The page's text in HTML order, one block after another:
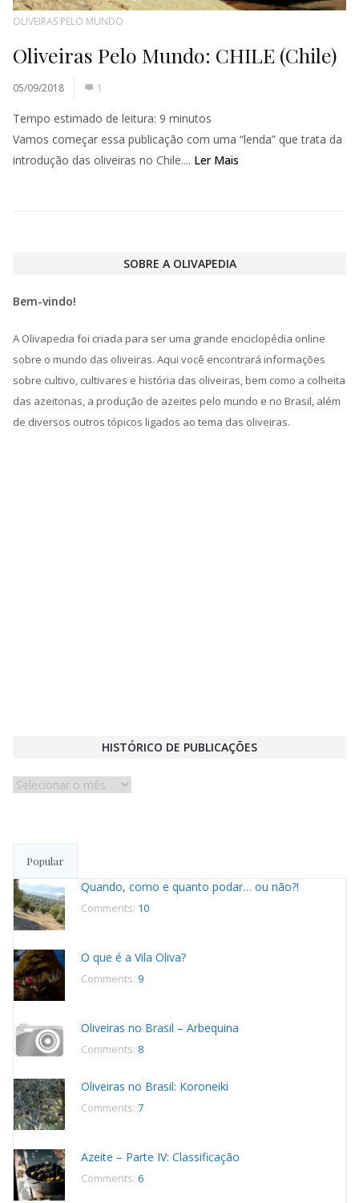
OLIVEIRAS PELO MUNDO
Oliveiras Pelo Mundo: CHILE (Chile)
05/09/2018 1
Tempo estimado de leitura: 9 minutos
Vamos começar essa publicação com uma “lenda” que trata da
introdução das oliveiras no Chile.... Ler Mais
SOBRE A OLIVAPEDIA
Bem-vindo!
A Olivapedia foi criada para ser uma grande enciclopédia online
sobre o mundo das oliveiras. Aqui você encontrará informações
sobre cultivo, cultivares e história das oliveiras, bem como a colheita
das azeitonas, a produção de azeites pelo mundo e no Brasil, além
de diversos outros tópicos ligados ao tema das oliveiras.
HISTÓRICO DE PUBLICAÇÕES
Histórico
Popular
Quando, como e quanto podar… ou não?!
Comments: 10
O que é a Vila Oliva?
Comments: 9
Oliveiras no Brasil – Arbequina
Comments: 8
Oliveiras no Brasil: Koroneiki
Comments: 7
Azeite – Parte IV: Classificação
Comments: 6